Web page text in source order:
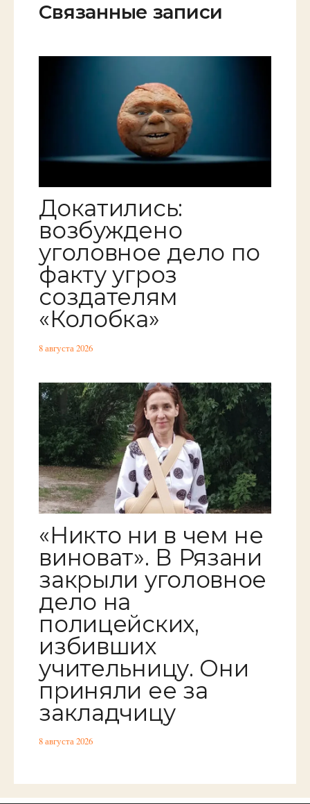
Связанные записи
Докатились:
возбуждено
уголовное дело по
факту угроз
создателям
«Колобка»
8 августа 2026
«Никто ни в чем не
виноват». В Рязани
закрыли уголовное
дело на
полицейских,
избивших
учительницу. Они
приняли ее за
закладчицу
8 августа 2026